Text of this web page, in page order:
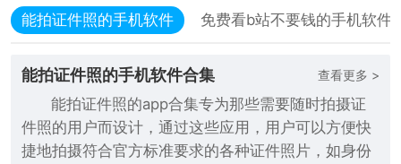
能拍证件照的手机软件 免费看b站不要钱的手机软件
能拍证件照的手机软件合集 查看更多 >
能拍证件照的app合集专为那些需要随时拍摄证
件照的用户而设计，通过这些应用，用户可以方便快
捷地拍摄符合官方标准要求的各种证件照片，如身份